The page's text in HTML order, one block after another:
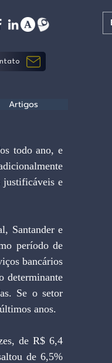
justificáveis e
período de
bancários
determinante
Se o setor
anos.
de R$ 6,4
de 6,5%
Artigos